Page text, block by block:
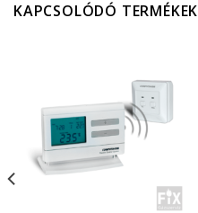
KAPCSOLÓDÓ TERMÉKEK